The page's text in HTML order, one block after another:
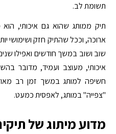
תשומת לב.
תיק ממותג שהוא גם איכותי,
ארוכה, וככל שהתיק חזק ושימושי
שוב ושוב במשך חודשים ואפילו
איכותי, מעוצב ועמיד, מדובר
חשיפה למותג במשך זמן רב
"צפייה" במותג, לאפסית כמעט.
מדוע מיתוג של